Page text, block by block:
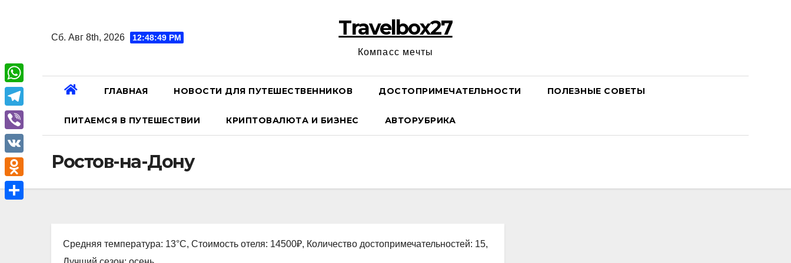
содержанию
Сб. Авг 8th, 2026 12:48:50 PM Travelbox27
Компасс мечты
ГЛАВНАЯ НОВОСТИ ДЛЯ ПУТЕШЕСТВЕННИКОВ ДОСТОПРИМЕЧАТЕЛЬНОСТИ ПОЛЕЗНЫЕ СОВЕТЫ
ПИТАЕМСЯ В ПУТЕШЕСТВИИ КРИПТОВАЛЮТА И БИЗНЕС АВТОРУБРИКА
Ростов-на-Дону
Средняя температура: 13°C, Стоимость отеля: 14500₽, Количество достопримечательностей: 15,
W
h
a
A
T
e
l
e
g
V
i
b
e
V
K
O